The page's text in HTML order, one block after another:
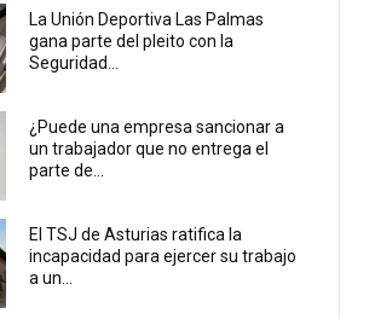
La Unión Deportiva Las Palmas
gana parte del pleito con la
Seguridad...
¿Puede una empresa sancionar a
un trabajador que no entrega el
parte de...
El TSJ de Asturias ratifica la
incapacidad para ejercer su trabajo
a un...